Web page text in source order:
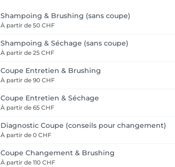
Shampoing & Brushing (sans coupe)
À partir de 50 CHF
Shampoing & Séchage (sans coupe)
À partir de 25 CHF
Coupe Entretien & Brushing
À partir de 90 CHF
Coupe Entretien & Séchage
À partir de 65 CHF
Diagnostic Coupe (conseils pour changement)
À partir de 0 CHF
Coupe Changement & Brushing
À partir de 110 CHF